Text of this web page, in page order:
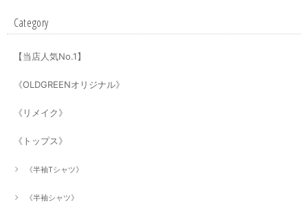
Category
【当店人気No.1】
《OLDGREENオリジナル》
《リメイク》
《トップス》
《半袖Tシャツ》
《半袖シャツ》